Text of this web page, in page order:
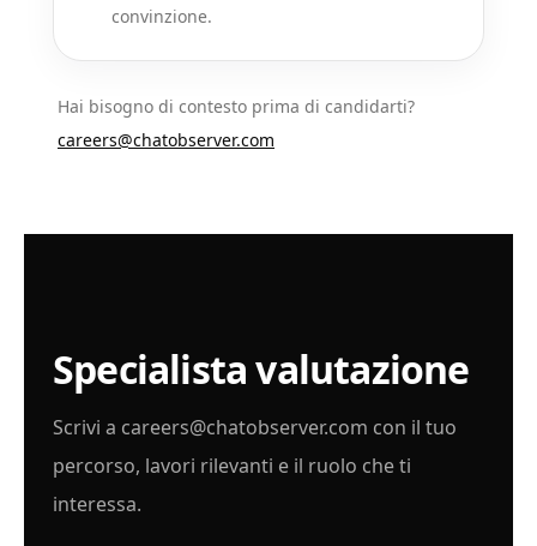
convinzione.
Hai bisogno di contesto prima di candidarti?
careers@chatobserver.com
Specialista valutazione
Scrivi a careers@chatobserver.com con il tuo
percorso, lavori rilevanti e il ruolo che ti
interessa.